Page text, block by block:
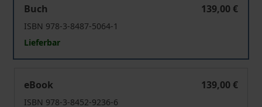
Buch
139,00 €
ISBN 978-3-8487-5064-1
Lieferbar
eBook
139,00 €
ISBN 978-3-8452-9236-6